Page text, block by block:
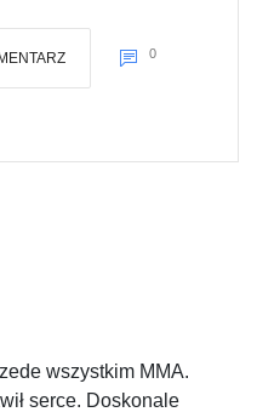
0
wszystkim MMA.
serce. Doskonale